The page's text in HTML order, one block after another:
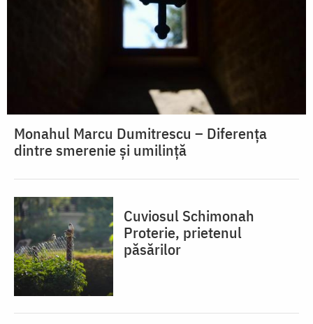
Monahul Marcu Dumitrescu – Diferența
dintre smerenie și umilință
Cuviosul Schimonah
Proterie, prietenul
păsărilor